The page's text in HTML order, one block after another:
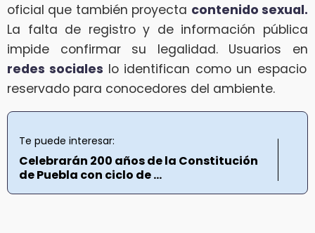
oficial que también proyecta contenido sexual.
La falta de registro y de información pública
impide confirmar su legalidad. Usuarios en
redes sociales lo identifican como un espacio
reservado para conocedores del ambiente.
Te puede interesar:
Celebrarán 200 años de la Constitución
de Puebla con ciclo de ...